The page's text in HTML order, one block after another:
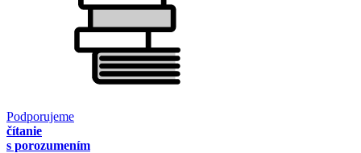
Podporujeme
čítanie
s porozumením